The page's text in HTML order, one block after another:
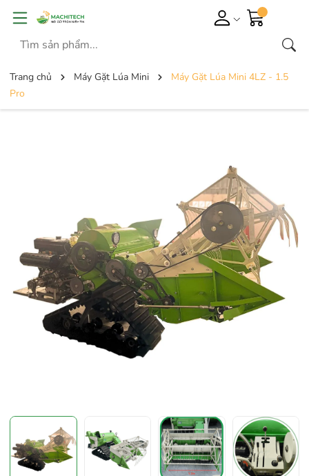
Trang chủ Máy Gặt Lúa Mini
Máy Gặt Lúa Mini 4LZ - 1.5
Pro